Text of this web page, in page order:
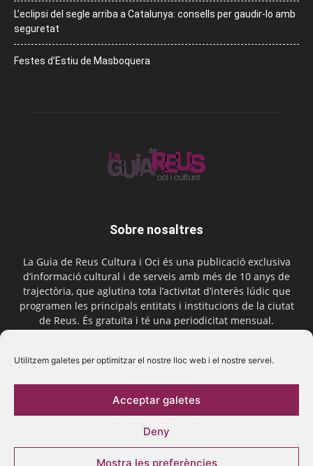
Utilitzem galetes per optimitzar el nostre lloc web i el nostre servei.
Acceptar galetes
Deny
Mostra les preferències
L’eclipsi del segle arriba a Catalunya: consells per gaudir-lo amb
seguretat
Festes d’Estiu de Masboquera
Sobre nosaltres
La Guia de Reus Cultura i Oci és una publicació exclusiva
d’informació cultural i de serveis amb més de 10 anys de
trajectòria, que aglutina tota l’activitat d’interès lúdic que
programen les principals entitats i institucions de la ciutat
de Reus. És gratuïta i té una periodicitat mensual.
Segueix-nos